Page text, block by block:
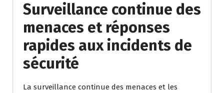
Surveillance continue des
menaces et réponses
rapides aux incidents de
sécurité
La surveillance continue des menaces et les